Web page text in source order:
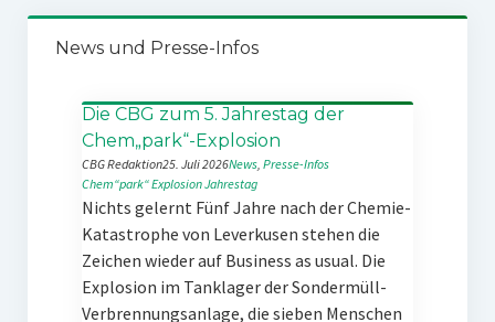
News und Presse-Infos
Die CBG zum 5. Jahrestag der
Chem„park“-Explosion
CBG Redaktion25. Juli 2026News, Presse-Infos
Chem“park“ExplosionJahrestag
Nichts gelernt Fünf Jahre nach der Chemie-
Katastrophe von Leverkusen stehen die
Zeichen wieder auf Business as usual. Die
Explosion im Tanklager der Sondermüll-
Verbrennungsanlage, die sieben Menschen